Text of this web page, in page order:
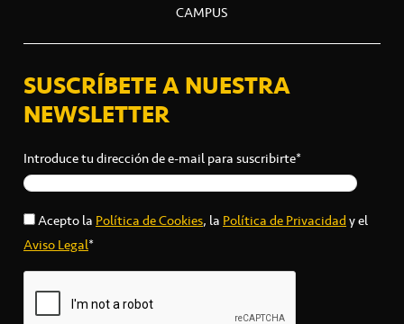
CAMPUS
SUSCRÍBETE A NUESTRA
NEWSLETTER
Introduce tu dirección de e-mail para suscribirte*
Acepto laPolítica de Cookies, laPolítica de Privacidady el
Aviso Legal*